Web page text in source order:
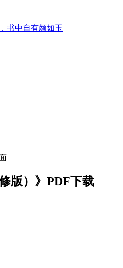
书中自有颜如玉
版）》PDF下载